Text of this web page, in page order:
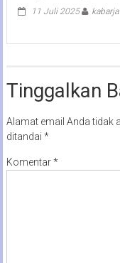
11 Juli 2025
Tinggalkan
Alamat email Anda tidak
ditandai *
Komentar*